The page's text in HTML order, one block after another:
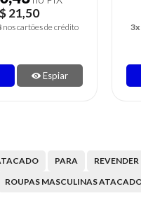
16,25
nos cartões de crédito
Espiar
4x
PARA REVENDER
ROUPAS MASCULINAS